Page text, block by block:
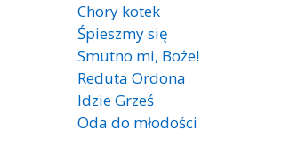
Chory kotek
Śpieszmy się
Smutno mi, Boże!
Reduta Ordona
Idzie Grześ
Oda do młodości